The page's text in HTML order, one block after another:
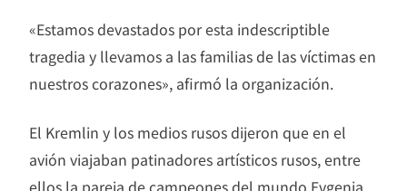
«Estamos devastados por esta indescriptible
tragedia y llevamos a las familias de las víctimas en
nuestros corazones», afirmó la organización.
El Kremlin y los medios rusos dijeron que en el
avión viajaban patinadores artísticos rusos, entre
ellos la pareja de campeones del mundo Evgenia